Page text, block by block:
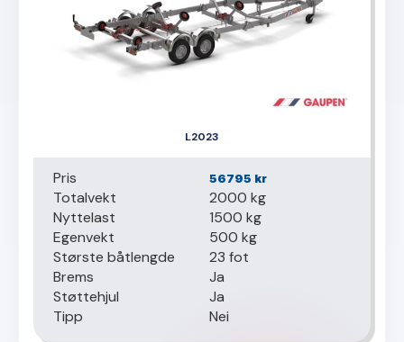
L2023
Pris 56795 kr
Totalvekt
2000 kg
Nyttelast
1500 kg
Egenvekt
500 kg
Største båtlengde
23 fot
Brems
Ja
Støttehjul
Ja
Tipp
Nei